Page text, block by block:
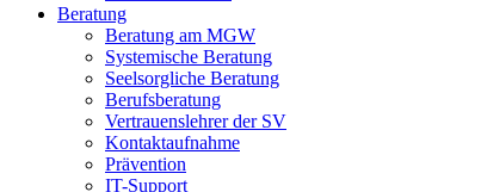
Beratung
Beratung am MGW
Systemische Beratung
Seelsorgliche Beratung
Berufsberatung
Vertrauenslehrer der SV
Kontaktaufnahme
Prävention
IT-Support